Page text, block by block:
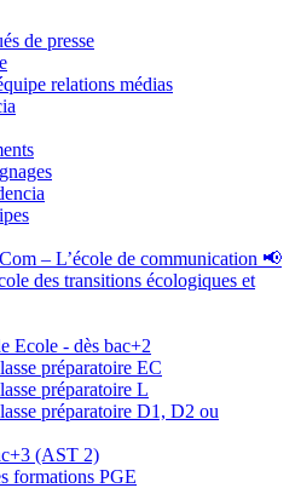
de presse
relations médias
– L’école de communication 📢
des transitions écologiques et
Ecole - dès bac+2
préparatoire EC
préparatoire L
préparatoire D1, D2 ou
(AST 2)
formations PGE